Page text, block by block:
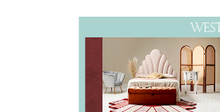
Café no Verão: 3 jeitos